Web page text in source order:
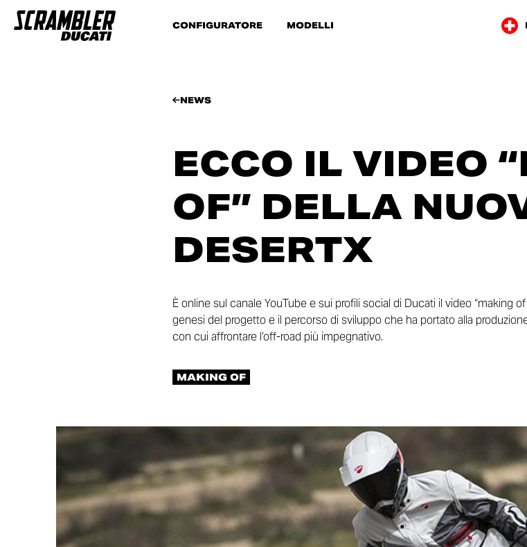
CONFIGURATORE MODELLI
NEWS
ECCO IL VIDEO
OF” DELLA
DESERTX
È online sul canale YouTube e sui profili social di Ducati il video “making
genesi del progetto e il percorso di sviluppo che ha portato alla
con cui affrontare l’off-road più impegnativo.
MAKING OF